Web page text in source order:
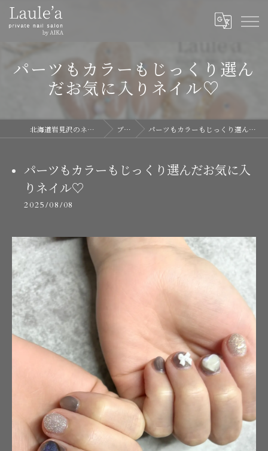
パーツもカラーもじっくり選ん
だお気に入りネイル♡
北海道岩見沢のネイルならLaule'a ブログ パーツもカラーもじっくり選んだお気に入りネイル♡
パーツもカラーもじっくり選んだお気に入
りネイル♡
2025/08/08